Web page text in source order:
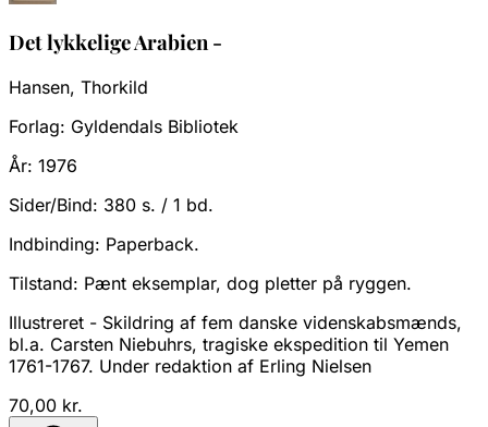
Det lykkelige Arabien -
Hansen, Thorkild
Forlag: Gyldendals Bibliotek
År: 1976
Sider/Bind: 380 s. / 1 bd.
Indbinding: Paperback.
Tilstand: Pænt eksemplar, dog pletter på ryggen.
Illustreret - Skildring af fem danske videnskabsmænds,
bl.a. Carsten Niebuhrs, tragiske ekspedition til Yemen
1761-1767. Under redaktion af Erling Nielsen
70,00 kr.